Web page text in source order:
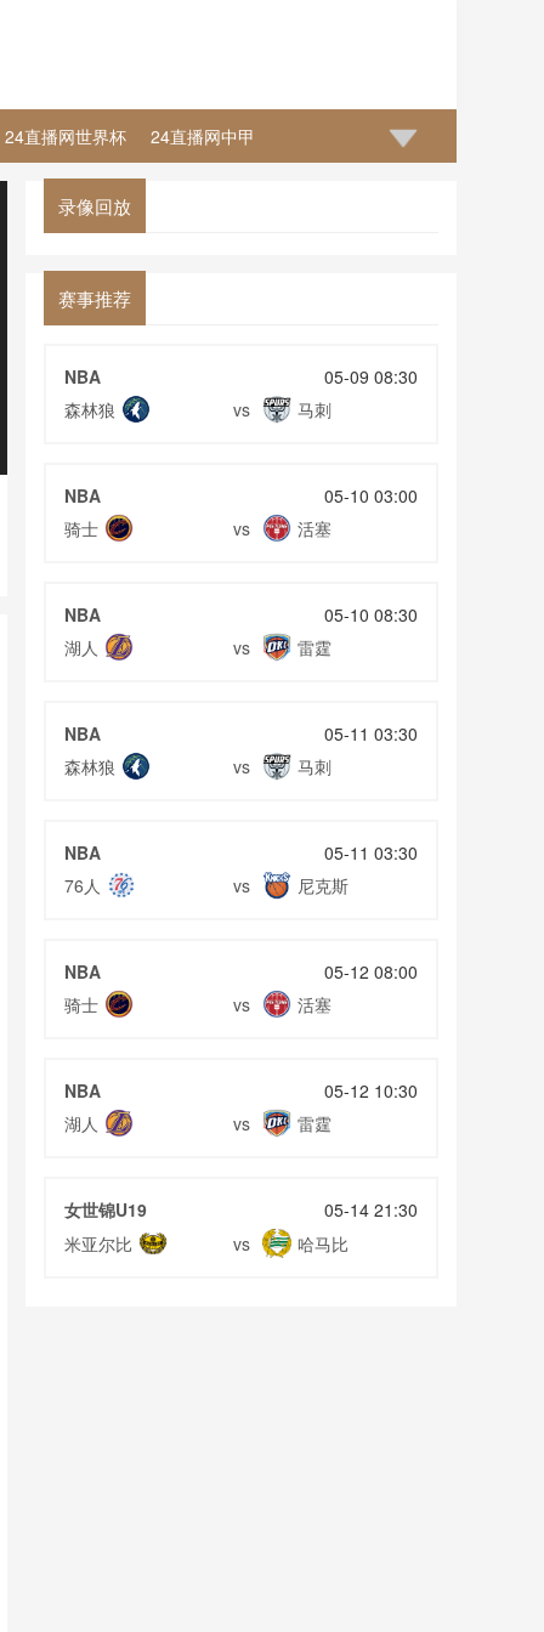
24直播网世界杯 24直播网中甲
录像回放
赛事推荐
NBA
05-09 08:30
森林狼
vs 马刺
NBA
05-10 03:00
骑士
vs 活塞
NBA
05-10 08:30
湖人
vs 雷霆
NBA
05-11 03:30
森林狼
vs 马刺
NBA
05-11 03:30
76人
vs 尼克斯
NBA
05-12 08:00
骑士
vs 活塞
NBA
05-12 10:30
湖人
vs 雷霆
女世锦U19
05-14 21:30
米亚尔比
vs 哈马比